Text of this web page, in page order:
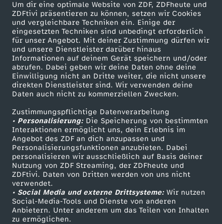
Um dir eine optimale Website von ZDF, ZDFheute und
ZDFtivi präsentieren zu können, setzen wir Cookies
und vergleichbare Techniken ein. Einige der
eingesetzten Techniken sind unbedingt erforderlich
für unser Angebot. Mit deiner Zustimmung dürfen wir
und unsere Dienstleister darüber hinaus
Informationen auf deinem Gerät speichern und/oder
abrufen. Dabei geben wir deine Daten ohne deine
Einwilligung nicht an Dritte weiter, die nicht unsere
direkten Dienstleister sind. Wir verwenden deine
Daten auch nicht zu kommerziellen Zwecken.
Zustimmungspflichtige Datenverarbeitung
• Personalisierung:Die Speicherung von bestimmten
Interaktionen ermöglicht uns, dein Erlebnis im
Angebot des ZDF an dich anzupassen und
Personalisierungsfunktionen anzubieten. Dabei
personalisieren wir ausschließlich auf Basis deiner
Nutzung von ZDF Streaming, der ZDFheute und
ZDFtivi. Daten von Dritten werden von uns nicht
verwendet.
• Social Media und externe Drittsysteme:Wir nutzen
Social-Media-Tools und Dienste von anderen
Anbietern. Unter anderem um das Teilen von Inhalten
zu ermöglichen.
g
k
e
i
t
e
n
Mehr ZDF
ZDF-Apps
Smart TV
ZDFtext
Livestreams
Sendungen A-Z
TV-Programm
Service
ZDFmitreden
Kontakt zum ZDF
Tickets
Zuschauerservice
Hilfe
ZDF Unternehmen
Karriere